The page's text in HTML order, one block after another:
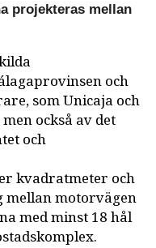
projekteras mellan
och
som Unicaja och
också av det
och
kvadratmeter och
motorvägen
med minst 18 hål